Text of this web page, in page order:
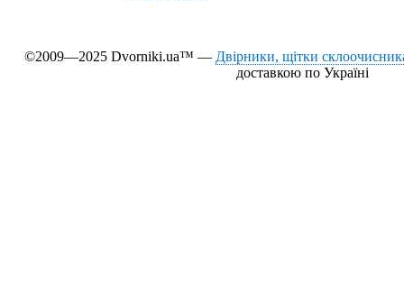
©2009—2025 Dvorniki.ua™ — Двірники, щітки
доставкою по Україні